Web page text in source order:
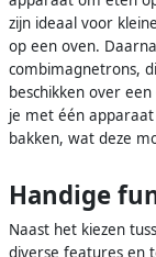
zijn ideaal voor
op een oven.
combimagnetrons,
beschikken over
je met één
bakken, wat deze
Handige
Naast het kiezen
diverse features en